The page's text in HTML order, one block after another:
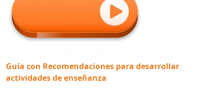
Guía con Recomendaciones para desarrollar
actividades de enseñanza